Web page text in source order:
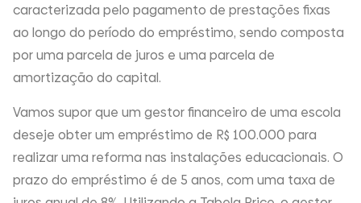
caracterizada pelo pagamento de prestações fixas
ao longo do período do empréstimo, sendo composta
por uma parcela de juros e uma parcela de
amortização do capital.
Vamos supor que um gestor financeiro de uma escola
deseje obter um empréstimo de R$ 100.000 para
realizar uma reforma nas instalações educacionais. O
prazo do empréstimo é de 5 anos, com uma taxa de